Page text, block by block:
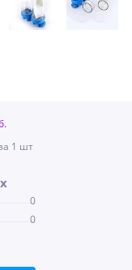
1 шт
0
0